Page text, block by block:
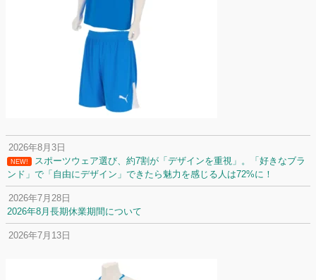
2026年8月3日
NEW!
スポーツウェア選び、約7割が「デザインを重視」。「好きなブラ
ンド」で「自由にデザイン」できたら魅力を感じる人は72%に！
2026年7月28日
2026年8月長期休業期間について
2026年7月13日